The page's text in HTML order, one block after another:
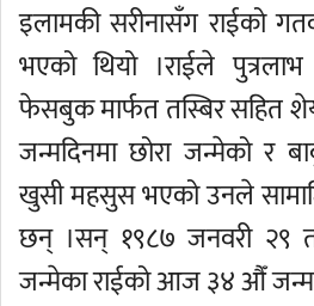
इलामकी सरीनासँग राईको
भएको थियो ।राईले
फेसबुक मार्फत तस्बिर सहित
जन्मदिनमा छोरा जन्मेको र
खुसी महसुस भएको उनले
छन् ।सन् १९८७ जनवरी २९
जन्मेका राईको आज ३४ औँ